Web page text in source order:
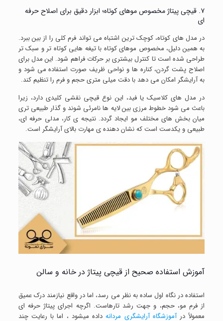
۷. قیچی پیتاژ مخصوص موهای کوتاه؛ ابزار دقیق برای اصلاح حرفه
ای
در مدل های کوتاه، کوچک ترین اشتباه می تواند فرم کلی را از بین ببرد.
به همین دلیل، مخصوص موهای کوتاه با تیغه هایی کوتاه تر و سبک تر
طراحی شده است تا کنترل بیشتری بر حرکات فراهم شود. این مدل برای
اصلاح پشت گردن، کناره ها و نواحی ظریف صورت استفاده می شود و
به آرایشگر امکان می دهد با دقت میلی متری حجم و فرم را تنظیم کند.
در مدل های کلاسیک یا فید، این نوع قیچی نقشی کلیدی دارد، زیرا
باعث می شود خطوط مرزی بین لایه ها نامرئی شوند و گذار طبیعی تری
میان بخش های مختلف مو ایجاد گردد. نتیجه ی کار، مدلی حرفه ای،
طبیعی و یکدست است که نشان دهنده ی مهارت بالای آرایشگر است.
آموزش استفاده صحیح از قیچی پیتاژ در خانه و سالن
استفاده در نگاه اول ساده به نظر می رسد، اما در واقع نیازمند درک عمیق
از فرم مو، حجم، و جهت رشد تارهاست. اگرچه اجرای پیتاژ حرفه ای
معمولاً درآموزشگاه آرایشگری مردانهداده میشود ، اما با رعایت چند